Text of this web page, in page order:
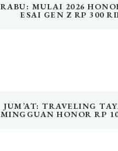
RABU: MULAI 2026
ESAI GEN Z RP 300
JUM’AT: TRAVELING
MINGGUAN HONOR RP